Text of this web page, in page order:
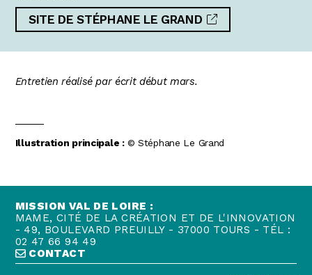
SITE DE STÉPHANE LE GRAND
Entretien réalisé par écrit début mars.
Illustration principale : © Stéphane Le Grand
MISSION VAL DE LOIRE :
MAME, CITÉ DE LA CRÉATION ET DE L'INNOVATION
- 49, BOULEVARD PREUILLY - 37000 TOURS - TÉL :
02 47 66 94 49
CONTACT